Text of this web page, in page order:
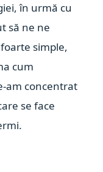
în urmă cu
să ne ne
simple,
cum
am concentrat
se face